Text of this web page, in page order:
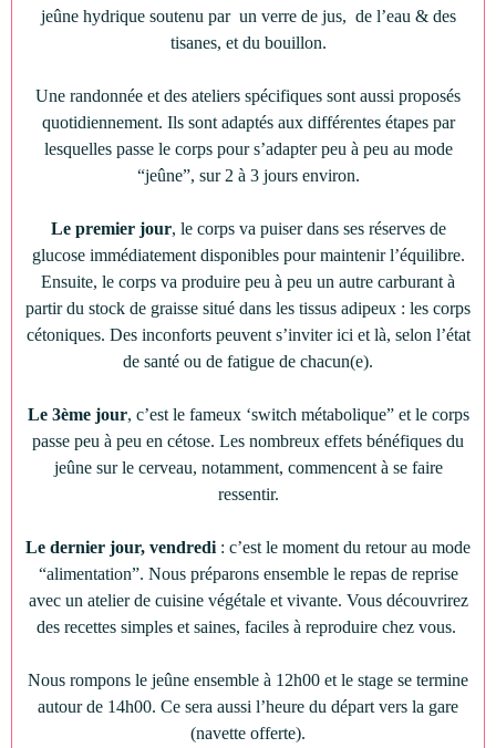
jeûne hydrique soutenu par un verre de jus, de l’eau & des
tisanes, et du bouillon.
Une randonnée et des ateliers spécifiques sont aussi proposés
quotidiennement. Ils sont adaptés aux différentes étapes par
lesquelles passe le corps pour s’adapter peu à peu au mode
“jeûne”, sur 2 à 3 jours environ.
Le premier jour, le corps va puiser dans ses réserves de
glucose immédiatement disponibles pour maintenir l’équilibre.
Ensuite, le corps va produire peu à peu un autre carburant à
partir du stock de graisse situé dans les tissus adipeux : les corps
cétoniques. Des inconforts peuvent s’inviter ici et là, selon l’état
de santé ou de fatigue de chacun(e).
Le 3ème jour, c’est le fameux ‘switch métabolique” et le corps
passe peu à peu en cétose. Les nombreux effets bénéfiques du
jeûne sur le cerveau, notamment, commencent à se faire
ressentir.
Le dernier jour, vendredi : c’est le moment du retour au mode
“alimentation”. Nous préparons ensemble le repas de reprise
avec un atelier de cuisine végétale et vivante. Vous découvrirez
des recettes simples et saines, faciles à reproduire chez vous.
Nous rompons le jeûne ensemble à 12h00 et le stage se termine
autour de 14h00. Ce sera aussi l’heure du départ vers la gare
(navette offerte).